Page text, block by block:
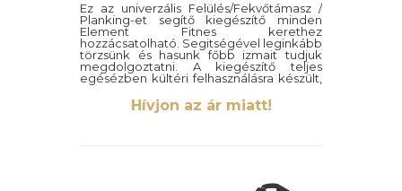
Ez az univerzális Felülés/Fekvőtámasz /
Planking-et segítő kiegészítő minden
Element Fitnes kerethez
hozzácsatolható. Segitségével leginkább
törzsünk és hasunk főbb izmait tudjuk
megdolgoztatni. A kiegészítő teljes
egésézben kültéri felhasználásra készült,
így időjárás és UV sugárzás álló is.
Hívjon az ár miatt!